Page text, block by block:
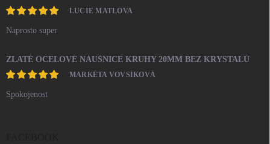
LUCIE MATLOVA
Naprosto super
ZLATÉ OCELOVÉ NÁUŠNICE KRUHY 20MM BEZ KRYSTALŮ
MARKÉTA VOVSÍKOVÁ
Spokojenost